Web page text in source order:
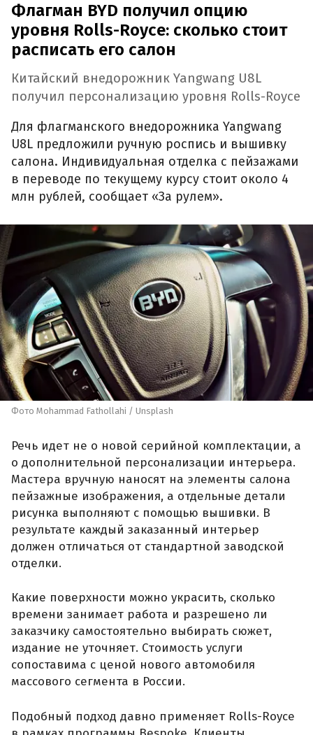
Флагман BYD получил опцию
уровня Rolls-Royce: сколько стоит
расписать его салон
Китайский внедорожник Yangwang U8L
получил персонализацию уровня Rolls-Royce
Для флагманского внедорожника Yangwang
U8L предложили ручную роспись и вышивку
салона. Индивидуальная отделка с пейзажами
в переводе по текущему курсу стоит около 4
млн рублей, сообщает «За рулем».
Фото Mohammad Fathollahi / Unsplash
Речь идет не о новой серийной комплектации, а
о дополнительной персонализации интерьера.
Мастера вручную наносят на элементы салона
пейзажные изображения, а отдельные детали
рисунка выполняют с помощью вышивки. В
результате каждый заказанный интерьер
должен отличаться от стандартной заводской
отделки.
Какие поверхности можно украсить, сколько
времени занимает работа и разрешено ли
заказчику самостоятельно выбирать сюжет,
издание не уточняет. Стоимость услуги
сопоставима с ценой нового автомобиля
массового сегмента в России.
Подобный подход давно применяет Rolls-Royce